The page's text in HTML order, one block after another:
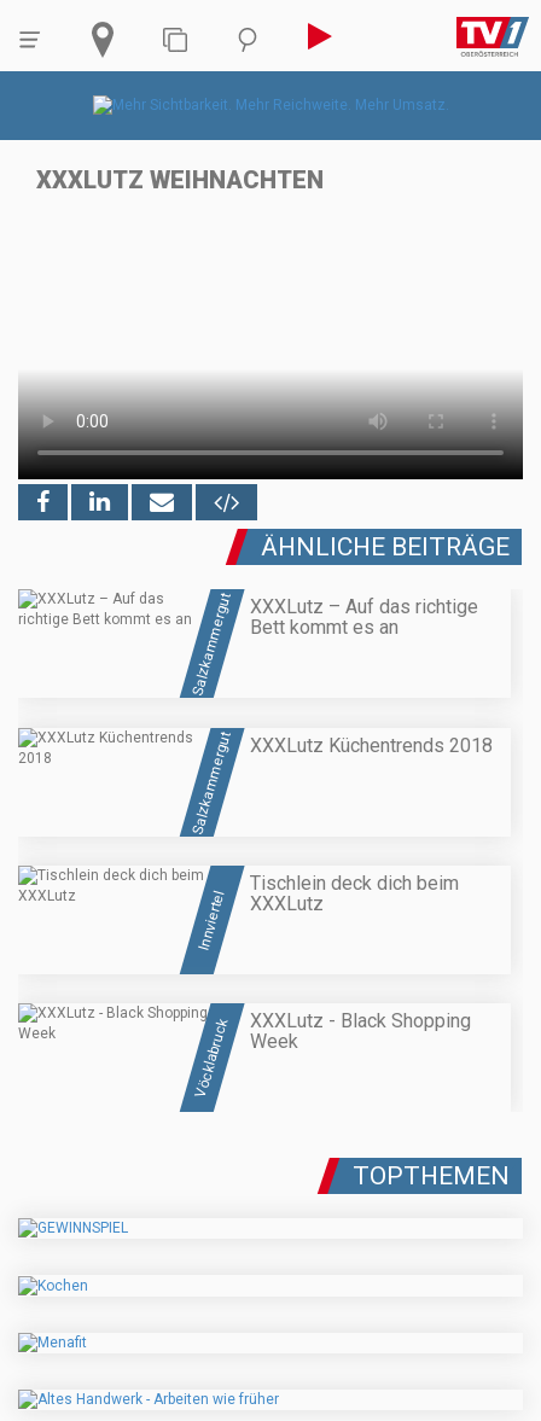
XXXLUTZ WEIHNACHTEN
ÄHNLICHE BEITRÄGE
Salzkammergut
XXXLutz – Auf das richtige
Bett kommt es an
Salzkammergut XXXLutz Küchentrends 2018
Innviertel
Tischlein deck dich beim
XXXLutz
Vöcklabruck
XXXLutz - Black Shopping
Week
TOPTHEMEN